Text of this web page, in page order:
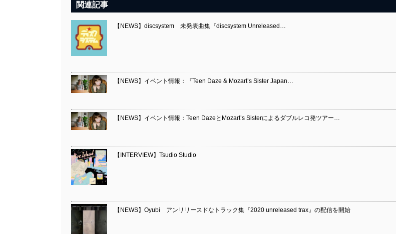
関連記事
【NEWS】discsystem 未発表曲集『discsystem Unreleased…
【NEWS】イベント情報：『Teen Daze & Mozart’s Sister Japan…
【NEWS】イベント情報：Teen DazeとMozart’s Sisterによるダブルレコ発ツアー…
【INTERVIEW】Tsudio Studio
【NEWS】Oyubi アンリリースドなトラック集『2020 unreleased trax』の配信を開始